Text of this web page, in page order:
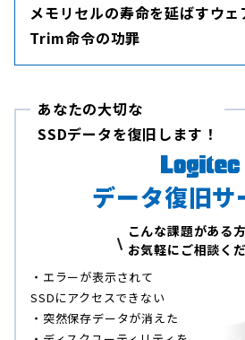
メモリセルの寿命を延ばすウ
Trim命令の功罪
あなたの大切な
SSDデータを復旧します！
データ復旧サ
こんな課題がある
お気軽にご相談く
・エラーが表示されて
SSDにアクセスできない
・突然保存データが消えた